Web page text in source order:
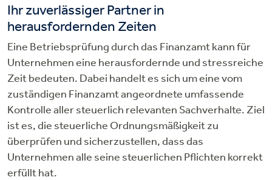
Ihr zuverlässiger Partner in
herausfordernden Zeiten
Eine Betriebsprüfung durch das Finanzamt kann für
Unternehmen eine herausfordernde und stressreiche
Zeit bedeuten. Dabei handelt es sich um eine vom
zuständigen Finanzamt angeordnete umfassende
Kontrolle aller steuerlich relevanten Sachverhalte. Ziel
ist es, die steuerliche Ordnungsmäßigkeit zu
überprüfen und sicherzustellen, dass das
Unternehmen alle seine steuerlichen Pflichten korrekt
erfüllt hat.